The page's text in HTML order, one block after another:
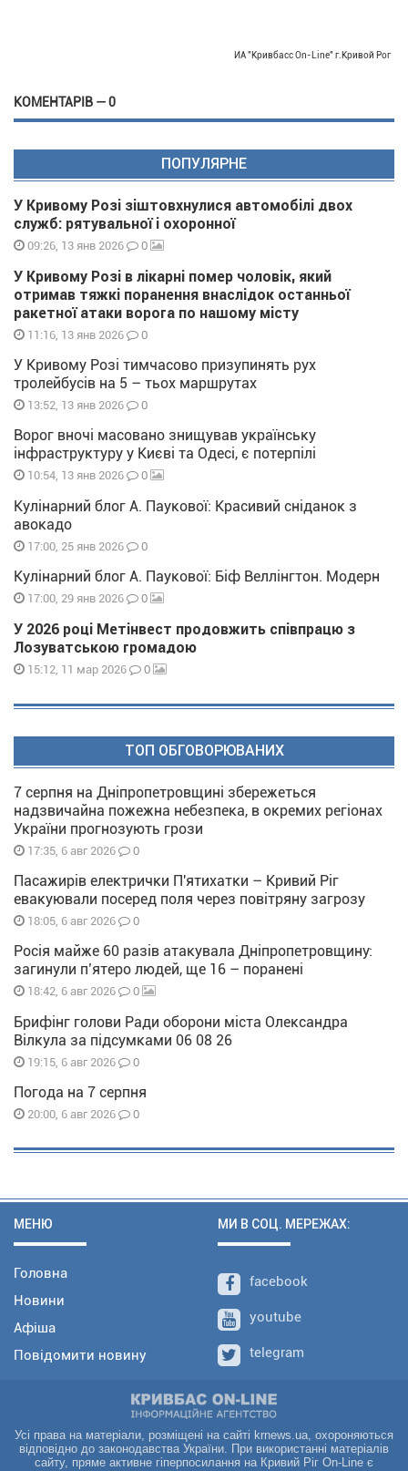
ИА "Кривбасс On-Line" г.Кривой Рог
КОМЕНТАРІВ — 0
ПОПУЛЯРНЕ
У Кривому Розі зіштовхнулися автомобілі двох
служб: рятувальної і охоронної
09:26, 13 янв 2026 0
У Кривому Розі в лікарні помер чоловік, який
отримав тяжкі поранення внаслідок останньої
ракетної атаки ворога по нашому місту
11:16, 13 янв 2026 0
У Кривому Розі тимчасово призупинять рух
тролейбусів на 5 – тьох маршрутах
13:52, 13 янв 2026 0
Ворог вночі масовано знищував українську
інфраструктуру у Києві та Одесі, є потерпілі
10:54, 13 янв 2026 0
Кулінарний блог А. Паукової: Красивий сніданок з
авокадо
17:00, 25 янв 2026 0
Кулінарний блог А. Паукової: Біф Веллінгтон. Модерн
17:00, 29 янв 2026 0
У 2026 році Метінвест продовжить співпрацю з
Лозуватською громадою
15:12, 11 мар 2026 0
ТОП ОБГОВОРЮВАНИХ
7 серпня на Дніпропетровщині збережеться
надзвичайна пожежна небезпека, в окремих регіонах
України прогнозують грози
17:35, 6 авг 2026 0
Пасажирів електрички П'ятихатки – Кривий Ріг
евакуювали посеред поля через повітряну загрозу
18:05, 6 авг 2026 0
Росія майже 60 разів атакувала Дніпропетровщину:
загинули п’ятеро людей, ще 16 – поранені
18:42, 6 авг 2026 0
Брифінг голови Ради оборони міста Олександра
Вілкула за підсумками 06 08 26
19:15, 6 авг 2026 0
Погода на 7 серпня
20:00, 6 авг 2026 0
МЕНЮ
Головна
Новини
Афіша
Повідомити новину
МИ В СОЦ. МЕРЕЖАХ:
facebook
youtube
telegram
Усі права на матеріали, розміщені на сайті krnews.ua, охороняються
відповідно до законодавства України. При використанні матеріалів
сайту, пряме активне гіперпосилання на Кривий Ріг On-Line є